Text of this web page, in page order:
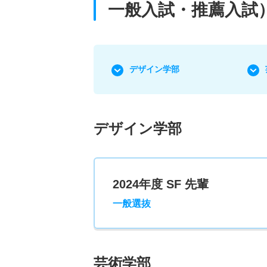
一般入試・推薦入試）
デザイン学部
デザイン学部
2024年度 SF 先輩
一般選抜
芸術学部